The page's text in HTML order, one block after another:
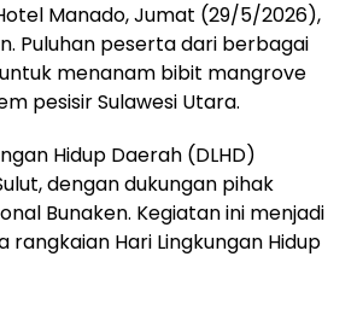
Manado, Jumat (29/5/2026),
Puluhan peserta dari berbagai
menanam bibit mangrove
pesisir Sulawesi Utara.
Hidup Daerah (DLHD)
dengan dukungan pihak
Bunaken. Kegiatan ini menjadi
rangkaian Hari Lingkungan Hidup